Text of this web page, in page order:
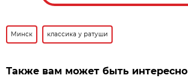
Минск классика у ратуши
Также вам может быть интересно